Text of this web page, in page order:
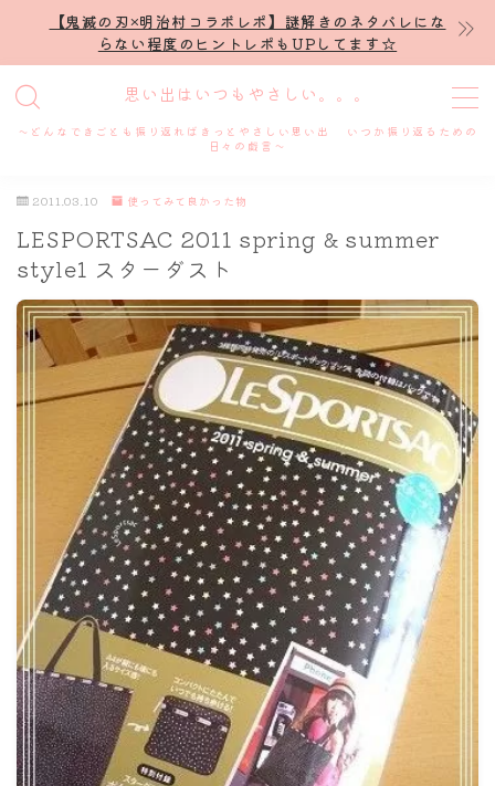
【鬼滅の刃×明治村コラボレポ】謎解きのネタバレにな
らない程度のヒントレポもUPしてます☆
思い出はいつもやさしい。。。
～どんなできごとも振り返ればきっとやさしい思い出 いつか振り返るための
日々の戯言～
MENU
プロフィール
謎解き
ホテル滞在記
舞台・ライブ
ナナちゃん人形
2011.03.10 使ってみて良かった物
LESPORTSAC 2011 spring & summer
style1 スターダスト